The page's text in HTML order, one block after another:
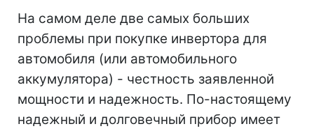
На самом деле две самых больших
проблемы при покупке инвертора для
автомобиля (или автомобильного
аккумулятора) - честность заявленной
мощности и надежность. По-настоящему
надежный и долговечный прибор имеет